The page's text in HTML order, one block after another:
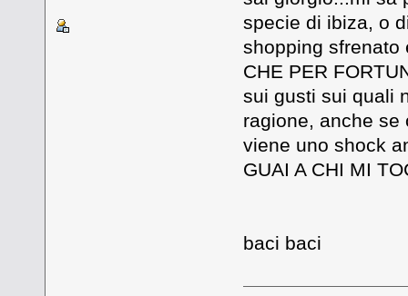
specie di ibiza, o
shopping sfrenato
CHE PER
sui gusti sui quali
ragione, anche se
viene uno shock
GUAI A CHI MI
baci baci